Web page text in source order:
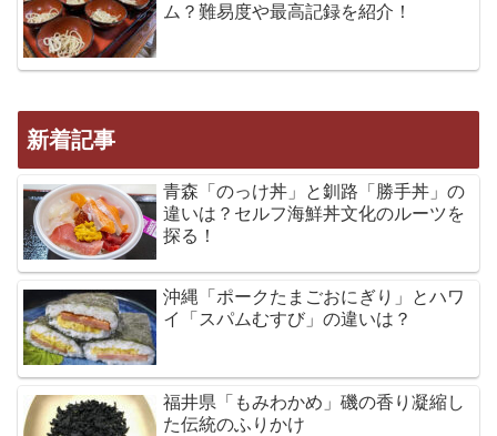
ム？難易度や最高記録を紹介！
新着記事
青森「のっけ丼」と釧路「勝手丼」の
違いは？セルフ海鮮丼文化のルーツを
探る！
沖縄「ポークたまごおにぎり」とハワ
イ「スパムむすび」の違いは？
福井県「もみわかめ」磯の香り凝縮し
た伝統のふりかけ